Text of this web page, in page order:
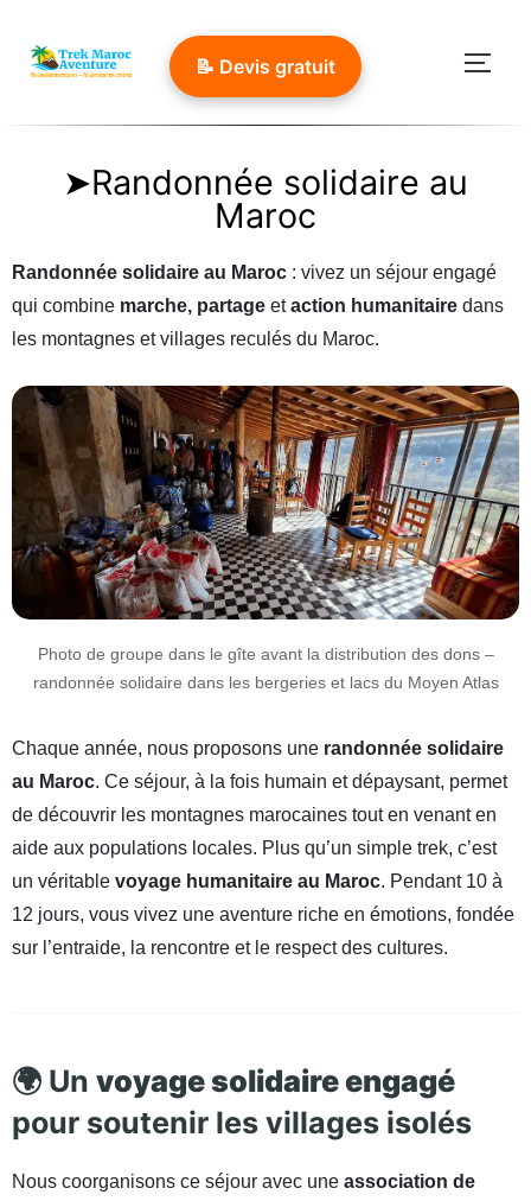
📝 Devis gratuit
➤Randonnée solidaire au
Maroc
Randonnée solidaire au Maroc : vivez un séjour engagé
qui combine marche, partage etaction humanitaire dans
les montagnes et villages reculés du Maroc.
Photo de groupe dans le gîte avant la distribution des dons –
randonnée solidaire dans les bergeries et lacs du Moyen Atlas
Chaque année, nous proposons une randonnée solidaire
au Maroc. Ce séjour, à la fois humain et dépaysant, permet
de découvrir les montagnes marocaines tout en venant en
aide aux populations locales. Plus qu’un simple trek, c’est
un véritable voyage humanitaire au Maroc. Pendant 10 à
12 jours, vous vivez une aventure riche en émotions, fondée
sur l’entraide, la rencontre et le respect des cultures.
🌍 Un voyage solidaire engagé
pour soutenir les villages isolés
Nous coorganisons ce séjour avec une association de